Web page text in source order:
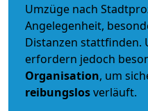
Umzüge nach
Angelegenheit,
Distanzen stattfinden.
erfordern jedoch
Organisation, um
reibungslosverläuft.